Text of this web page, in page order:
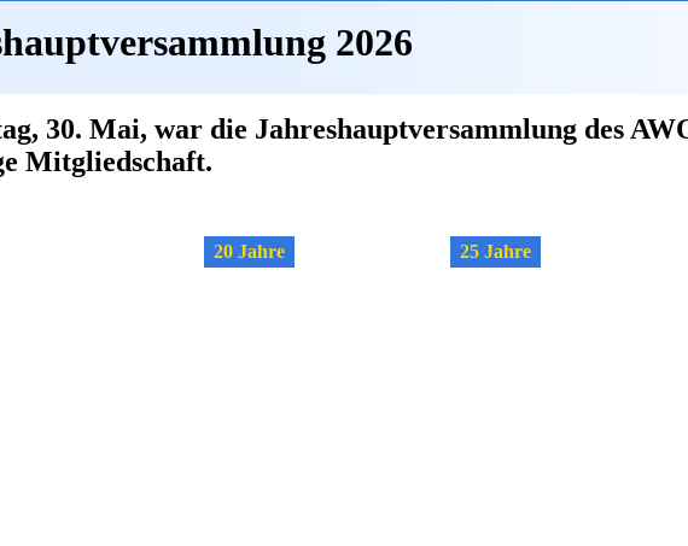
2026
30. Mai, war die Jahreshauptversammlung des
Mitgliedschaft.
20 Jahre 25 Jahre